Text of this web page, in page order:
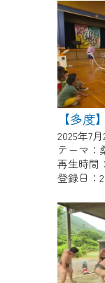
テーマ：
再生時間
登録日：